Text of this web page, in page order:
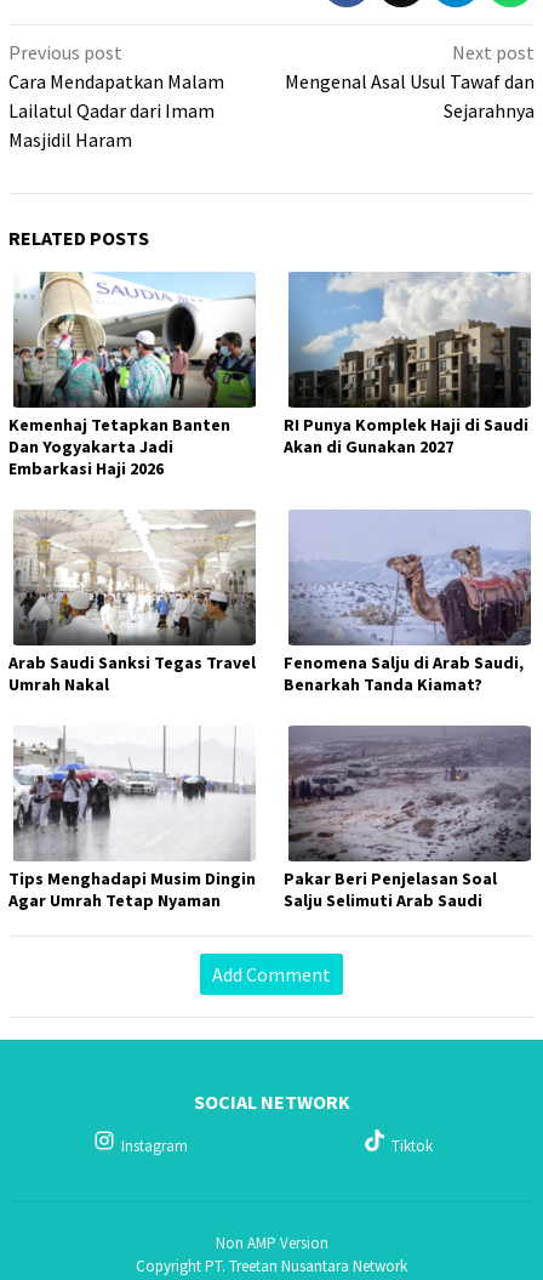
Post
navigation
Previous post
Cara Mendapatkan Malam
Lailatul Qadar dari Imam
Masjidil Haram
Next post
Mengenal Asal Usul Tawaf dan
Sejarahnya
RELATED POSTS
Kemenhaj Tetapkan Banten
Dan Yogyakarta Jadi
Embarkasi Haji 2026
RI Punya Komplek Haji di Saudi
Akan di Gunakan 2027
Arab Saudi Sanksi Tegas Travel
Umrah Nakal
Fenomena Salju di Arab Saudi,
Benarkah Tanda Kiamat?
Tips Menghadapi Musim Dingin
Agar Umrah Tetap Nyaman
Pakar Beri Penjelasan Soal
Salju Selimuti Arab Saudi
Add Comment
SOCIAL NETWORK
Instagram Tiktok
Non AMP Version
Copyright PT. Treetan Nusantara Network